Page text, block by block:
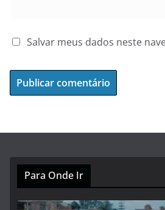
Salvar meus dados neste
Para Onde Ir